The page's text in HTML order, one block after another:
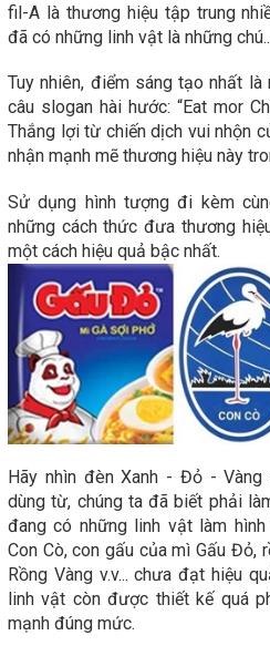
fil-A là thương hiệu tập trung
đã có những linh vật là những
Tuy nhiên, điểm sáng tạo nhất
câu slogan hài hước: “Eat mor
Thắng lợi từ chiến dịch vui nhộn
nhận mạnh mẽ thương hiệu này
Sử dụng hình tượng đi kèm
những cách thức đưa thương
một cách hiệu quả bậc nhất.
Hãy nhìn đèn Xanh - Đỏ -
dùng từ, chúng ta đã biết phải
đang có những linh vật làm
Con Cò, con gấu của mì Gấu Đỏ,
Rồng Vàng v.v... chưa đạt hiệu
linh vật còn được thiết kế quá
mạnh đúng mức.